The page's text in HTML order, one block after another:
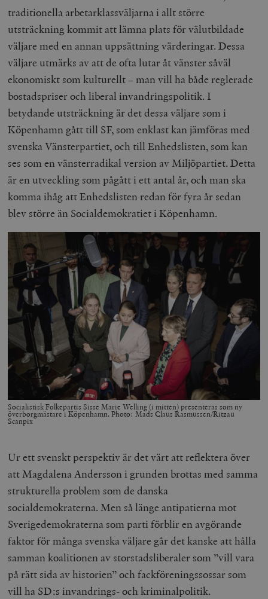
traditionella arbetarklassväljarna i allt större
utsträckning kommit att lämna plats för välutbildade
väljare med en annan uppsättning värderingar. Dessa
väljare utmärks av att de ofta lutar åt vänster såväl
ekonomiskt som kulturellt – man vill ha både reglerade
bostadspriser och liberal invandringspolitik. I
betydande utsträckning är det dessa väljare som i
Köpenhamn gått till SF, som enklast kan jämföras med
svenska Vänsterpartiet, och till Enhedslisten, som kan
ses som en vänsterradikal version av Miljöpartiet. Detta
är en utveckling som pågått i ett antal år, och man ska
komma ihåg att Enhedslisten redan för fyra år sedan
blev större än Socialdemokratiet i Köpenhamn.
Socialistisk Folkepartis Sisse Marie Welling (i mitten) presenteras som ny
överborgmästare i Köpenhamn. Photo: Mads Claus Rasmussen/Ritzau
Scanpix
Ur ett svenskt perspektiv är det värt att reflektera över
att Magdalena Andersson i grunden brottas med samma
strukturella problem som de danska
socialdemokraterna. Men så länge antipatierna mot
Sverigedemokraterna som parti förblir en avgörande
faktor för många svenska väljare går det kanske att hålla
samman koalitionen av storstadsliberaler som ”vill vara
på rätt sida av historien” och fackföreningssossar som
vill ha SD:s invandrings- och kriminalpolitik.